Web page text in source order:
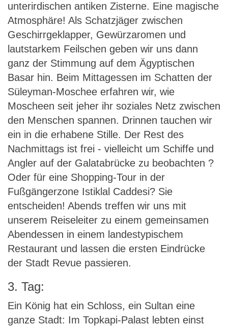
unterirdischen antiken Zisterne. Eine magische
Atmosphäre! Als Schatzjäger zwischen
Geschirrgeklapper, Gewürzaromen und
lautstarkem Feilschen geben wir uns dann
ganz der Stimmung auf dem Ägyptischen
Basar hin. Beim Mittagessen im Schatten der
Süleyman-Moschee erfahren wir, wie
Moscheen seit jeher ihr soziales Netz zwischen
den Menschen spannen. Drinnen tauchen wir
ein in die erhabene Stille. Der Rest des
Nachmittags ist frei - vielleicht um Schiffe und
Angler auf der Galatabrücke zu beobachten ?
Oder für eine Shopping-Tour in der
Fußgängerzone Istiklal Caddesi? Sie
entscheiden! Abends treffen wir uns mit
unserem Reiseleiter zu einem gemeinsamen
Abendessen in einem landestypischem
Restaurant und lassen die ersten Eindrücke
der Stadt Revue passieren.
3. Tag:
Ein König hat ein Schloss, ein Sultan eine
ganze Stadt: Im Topkapi-Palast lebten einst